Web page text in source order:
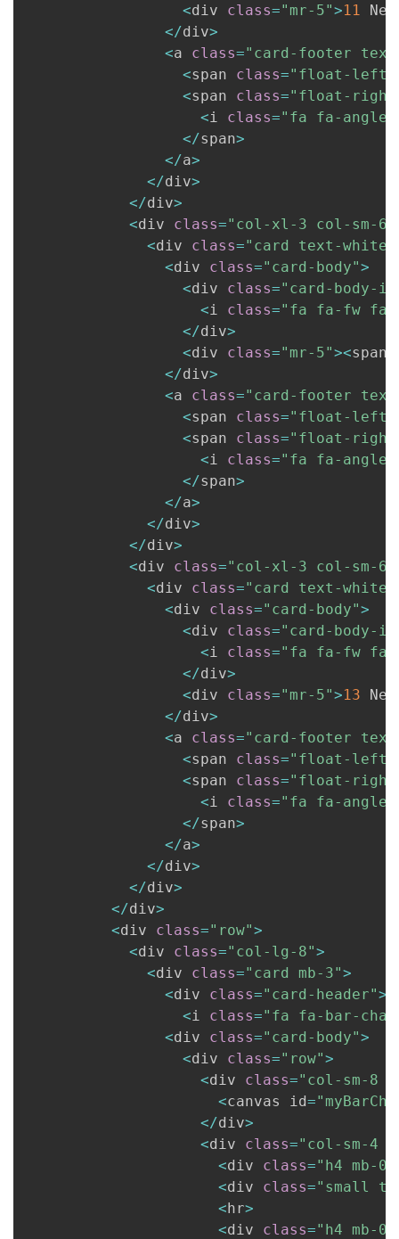
<div class="mr-5">11
</div>
<a class="card-footer
<span class="float-left"
<span class="float-
<i class="fa fa-
</span>
</a>
</div>
</div>
<div class="col-xl-3 col-sm-6
<div class="card text-white
<div class="card-body">
<div class="card-body-
<i class="fa fa-fw fa-
</div>
<div class="mr-5"><span
</div>
<a class="card-footer
<span class="float-left"
<span class="float-
<i class="fa fa-
</span>
</a>
</div>
</div>
<div class="col-xl-3 col-sm-6
<div class="card text-white
<div class="card-body">
<div class="card-body-
<i class="fa fa-fw fa-
</div>
<div class="mr-5">13
</div>
<a class="card-footer
<span class="float-left"
<span class="float-
<i class="fa fa-
</span>
</a>
</div>
</div>
</div>
<div class="row">
<div class="col-lg-8">
<div class="card mb-3">
<div class="card-header">
<i class="fa fa-bar-
<div class="card-body">
<div class="row">
<div class="col-sm-8
<canvas id=
</div>
<div class="col-sm-4
<div class="h4 mb-
<div class="small
<hr>
<div class="h4 mb-